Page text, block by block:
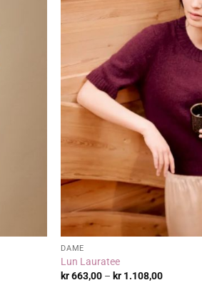
DAME
Lun Lauratee
kr663,00 – kr 1.108,00